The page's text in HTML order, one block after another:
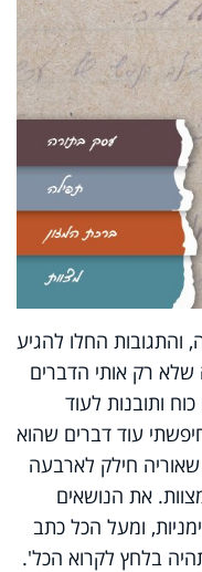
החלו להגיע
רק אותי הדברים
ותובנות לעוד
עוד דברים שהוא
שאוריה חילק לארבעה
את הנושאים
ומעל הכל כתב
בלחץ לקרוא הכל'.